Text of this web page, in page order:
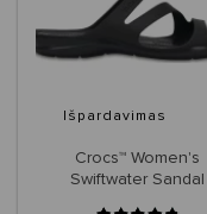
Išpardavimas
Crocs™ Women's
Swiftwater Sandal